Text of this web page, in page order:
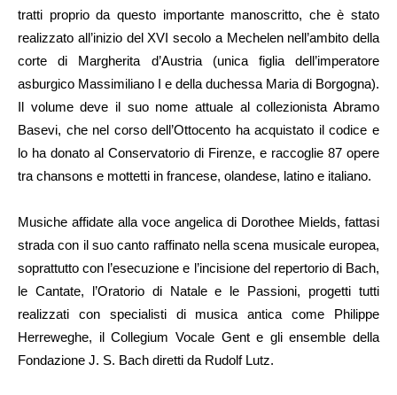
tratti proprio da questo importante manoscritto, che è stato
realizzato all’inizio del XVI secolo a Mechelen nell’ambito della
corte di Margherita d’Austria (unica figlia dell’imperatore
asburgico Massimiliano I e della duchessa Maria di Borgogna).
Il volume deve il suo nome attuale al collezionista Abramo
Basevi, che nel corso dell’Ottocento ha acquistato il codice e
lo ha donato al Conservatorio di Firenze, e raccoglie 87 opere
tra chansons e mottetti in francese, olandese, latino e italiano.
Musiche affidate alla voce angelica di Dorothee Mields, fattasi
strada con il suo canto raffinato nella scena musicale europea,
soprattutto con l’esecuzione e l’incisione del repertorio di Bach,
le Cantate, l’Oratorio di Natale e le Passioni, progetti tutti
realizzati con specialisti di musica antica come Philippe
Herreweghe, il Collegium Vocale Gent e gli ensemble della
Fondazione J. S. Bach diretti da Rudolf Lutz.